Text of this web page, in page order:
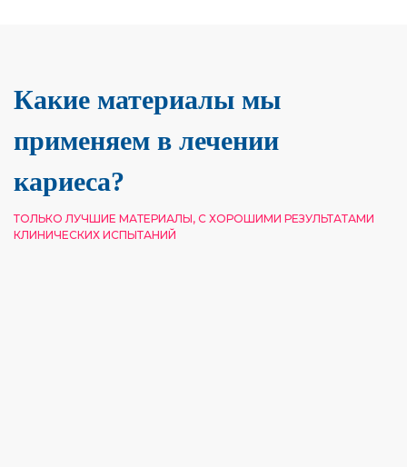
Какие материалы мы
применяем в лечении
кариеса?
ТОЛЬКО ЛУЧШИЕ МАТЕРИАЛЫ, С ХОРОШИМИ РЕЗУЛЬТАТАМИ
КЛИНИЧЕСКИХ ИСПЫТАНИЙ